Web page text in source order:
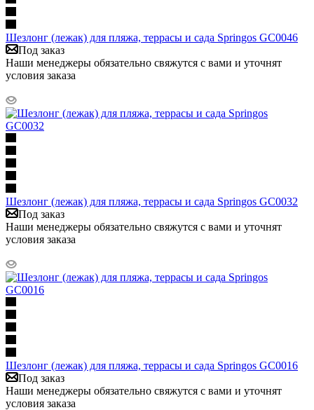
Шезлонг (лежак) для пляжа, террасы и сада Springos GC0046
Под заказ
Наши менеджеры обязательно свяжутся с вами и уточнят
условия заказа
Шезлонг (лежак) для пляжа, террасы и сада Springos GC0032
Под заказ
Наши менеджеры обязательно свяжутся с вами и уточнят
условия заказа
Шезлонг (лежак) для пляжа, террасы и сада Springos GC0016
Под заказ
Наши менеджеры обязательно свяжутся с вами и уточнят
условия заказа